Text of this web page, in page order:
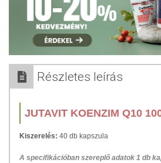
Részletes leírás
JUTAVIT KOENZIM Q10
Kiszerelés: 40 db kapszula
A specifikációban szereplő adatok 1 db